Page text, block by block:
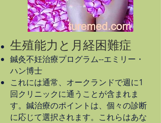
生殖能力と月経困難症
鍼灸不妊治療プログラム--エミリー・
ハン博士
これには通常、オークランドで週に1
回クリニックに通うことが含まれま
す。鍼治療のポイントは、個々の診断
に応じて選択されます。これらはあな